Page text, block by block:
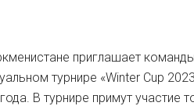
приглашает
турнире «Winter Cup
В турнире примут участие